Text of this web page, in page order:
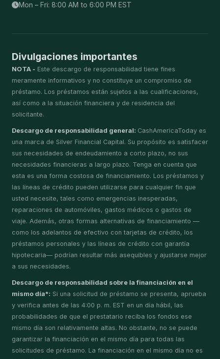
Mon – Fri: 8:00 AM to 6:00 PM EST
Divulgaciones importantes
NOTA - Este descargo de responsabilidad tiene fines
meramente informativos y no constituye un compromiso de
préstamo. Los préstamos están sujetos a las cualificaciones,
así como a la situación financiera y de residencia del
solicitante.
Descargo de responsabilidad general: CashAmericaToday es
una marca de Silver Financial Capital. Su propósito es satisfacer
sus necesidades de endeudamiento a corto plazo, no sus
necesidades financieras a largo plazo. Tenga en cuenta que
esta es una forma costosa de financiamiento. Los préstamos y
las líneas de crédito pueden utilizarse para cualquier fin que
usted necesite, tales como emergencias inesperadas,
reparaciones de automóviles, gastos médicos o gastos de
viaje. Además, otras formas alternativas de financiamiento —
como los adelantos de efectivo con tarjetas de crédito, los
préstamos personales y las líneas de crédito con garantía
hipotecaria— podrían resultar más asequibles y ajustarse mejor
a sus necesidades.
Descargo de responsabilidad sobre la financiación en el
mismo día*: Si una solicitud de préstamo se presenta, aprueba
y verifica antes de las 4:00 p. m. EST en un día hábil, las
probabilidades de que el prestatario reciba los fondos ese
mismo día son relativamente altas. No obstante, no se puede
garantizar la financiación en el mismo día para todas las
solicitudes de préstamo. La financiación en el mismo día no es